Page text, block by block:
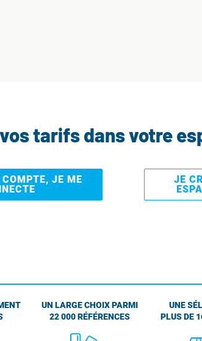
tarifs dans votre
JE ME
JE
UN LARGE CHOIX PARMI
22 000 RÉFÉRENCES
UNE
PLUS DE